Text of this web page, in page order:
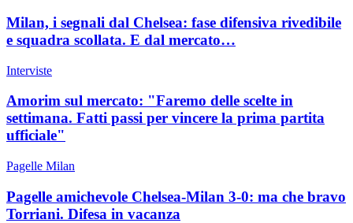
Milan, i segnali dal Chelsea: fase difensiva rivedibile
e squadra scollata. E dal mercato…
Interviste
Amorim sul mercato: "Faremo delle scelte in
settimana. Fatti passi per vincere la prima partita
ufficiale"
Pagelle Milan
Pagelle amichevole Chelsea-Milan 3-0: ma che bravo
Torriani. Difesa in vacanza